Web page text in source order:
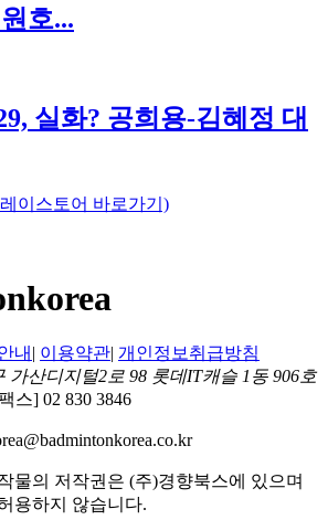
호...
실화? 공희용-김혜정 대
내 | 이용약관| 개인정보취급방침
산디지털2로 98 롯데IT캐슬 1동 906호
스] 02 830 3846
물의 저작권은 (주)경향북스에 있으며
용하지 않습니다.